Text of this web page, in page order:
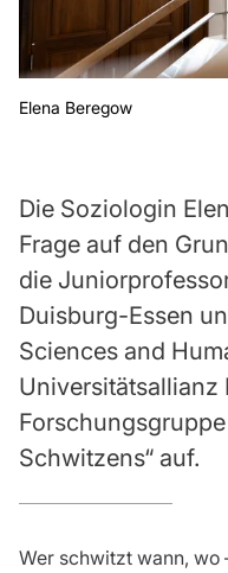
Elena Beregow
Die Soziologin
Frage auf den
die
Duisburg-Essen
Sciences and
Universitätsallianz
Schwitzens“ auf.
Wer schwitzt wann, wo